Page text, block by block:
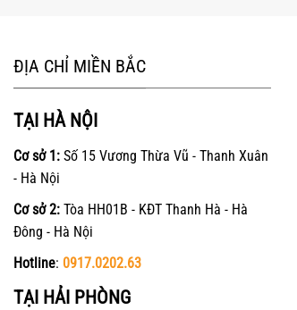
ĐỊA CHỈ MIỀN BẮC
TẠI HÀ NỘI
Cơ sở 1: Số 15 Vương Thừa Vũ - Thanh Xuân
- Hà Nội
Cơ sở 2: Tòa HH01B - KĐT Thanh Hà - Hà
Đông - Hà Nội
Hotline: 0917.0202.63
TẠI HẢI PHÒNG